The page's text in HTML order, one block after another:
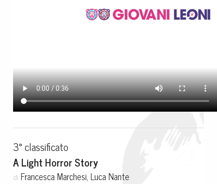
3° classificato
A Light Horror Story
di Francesca Marchesi, Luca Nante